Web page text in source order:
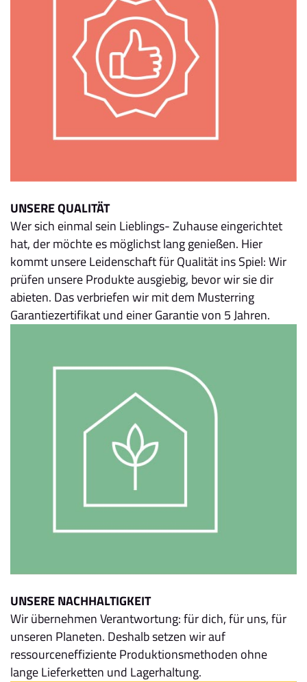
UNSERE QUALITÄT
Wer sich einmal sein Lieblings- Zuhause eingerichtet
hat, der möchte es möglichst lang genießen. Hier
kommt unsere Leidenschaft für Qualität ins Spiel: Wir
prüfen unsere Produkte ausgiebig, bevor wir sie dir
abieten. Das verbriefen wir mit dem Musterring
Garantiezertifikat und einer Garantie von 5 Jahren.
UNSERE NACHHALTIGKEIT
Wir übernehmen Verantwortung: für dich, für uns, für
unseren Planeten. Deshalb setzen wir auf
ressourceneffiziente Produktionsmethoden ohne
lange Lieferketten und Lagerhaltung.